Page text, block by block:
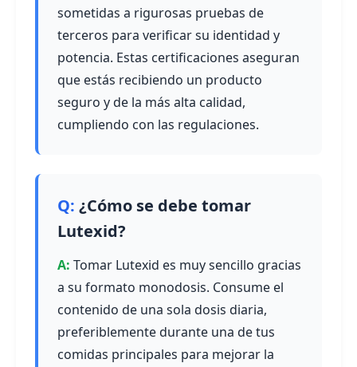
sometidas a rigurosas pruebas de
terceros para verificar su identidad y
potencia. Estas certificaciones aseguran
que estás recibiendo un producto
seguro y de la más alta calidad,
cumpliendo con las regulaciones.
¿Cómo se debe tomar
Lutexid?
Tomar Lutexid es muy sencillo gracias
a su formato monodosis. Consume el
contenido de una sola dosis diaria,
preferiblemente durante una de tus
comidas principales para mejorar la